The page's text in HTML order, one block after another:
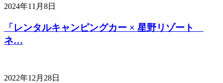
2024年11月8日
「レンタルキャンピングカー × 星野リゾート
ネ…
2022年12月28日